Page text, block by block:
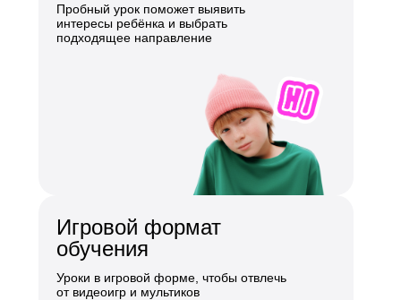
Пробный урок поможет выявить
интересы ребёнка и выбрать
подходящее направление
Игровой формат
обучения
Уроки в игровой форме, чтобы отвлечь
от видеоигр и мультиков